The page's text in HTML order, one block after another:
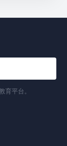
育平台。